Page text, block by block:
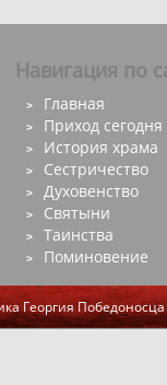
Навигация по
Главная
Приход сегодня
История храма
Сестричество
Духовенство
Святыни
Таинства
Поминовение
Георгия Победоносца